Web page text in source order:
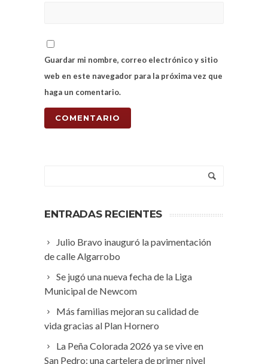
Guardar mi nombre, correo electrónico y sitio
web en este navegador para la próxima vez que
haga un comentario.
ENTRADAS RECIENTES
Julio Bravo inauguró la pavimentación
de calle Algarrobo
Se jugó una nueva fecha de la Liga
Municipal de Newcom
Más familias mejoran su calidad de
vida gracias al Plan Hornero
La Peña Colorada 2026 ya se vive en
San Pedro: una cartelera de primer nivel